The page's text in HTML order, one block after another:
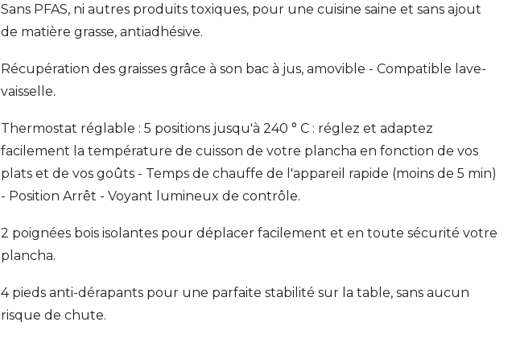
Sans PFAS, ni autres produits toxiques, pour une cuisine saine et sans ajout
de matière grasse, antiadhésive.
Récupération des graisses grâce à son bac à jus, amovible - Compatible lave-
vaisselle.
Thermostat réglable : 5 positions jusqu'à 240 ° C : réglez et adaptez
facilement la température de cuisson de votre plancha en fonction de vos
plats et de vos goûts - Temps de chauffe de l'appareil rapide (moins de 5 min)
- Position Arrêt - Voyant lumineux de contrôle.
2 poignées bois isolantes pour déplacer facilement et en toute sécurité votre
plancha.
4 pieds anti-dérapants pour une parfaite stabilité sur la table, sans aucun
risque de chute.